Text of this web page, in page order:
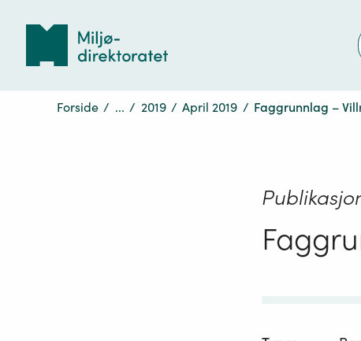
Forside / ... / 2019 / April 2019 / Faggrunnlag –